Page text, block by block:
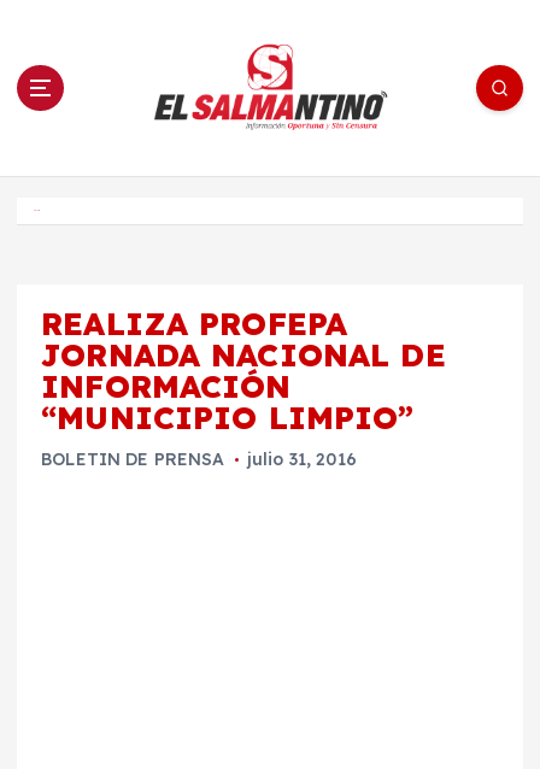
n El Salmantino - medios/noticias/editorial
REALIZA PROFEPA
JORNADA NACIONAL DE
INFORMACIÓN
“MUNICIPIO LIMPIO”
BOLETIN DE PRENSA julio 31, 2016